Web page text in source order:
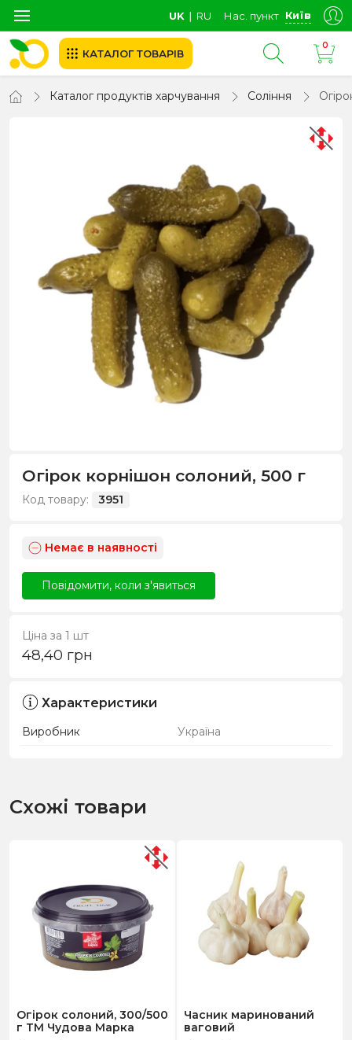
UK ∣ RU Нас. пункт Київ
КАТАЛОГ ТОВАРІВ
0
Каталог продуктів харчування Соління
Огірок корнішон солоний, 500 г
Код товару: 3951
Немає в наявності
Повідомити, коли з'явиться
Ціна за 1 шт
48,40 грн
Характеристики
Виробник Україна
Схожі товари
Огірок солоний, 300/500
г ТМ Чудова Марка
Часник маринований
ваговий